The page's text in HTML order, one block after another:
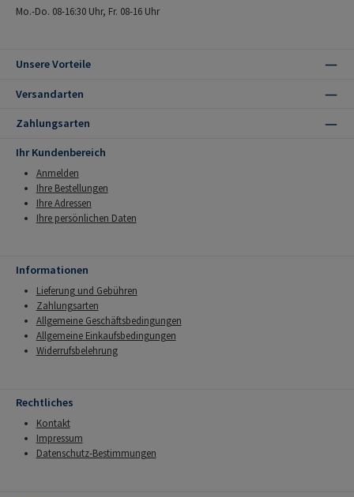
Mo.-Do. 08-16:30 Uhr, Fr. 08-16 Uhr
Unsere Vorteile
Versandarten
Zahlungsarten
Ihr Kundenbereich
Anmelden
Ihre Bestellungen
Ihre Adressen
Ihre persönlichen Daten
Informationen
Lieferung und Gebühren
Zahlungsarten
Allgemeine Geschäftsbedingungen
Allgemeine Einkaufsbedingungen
Widerrufsbelehrung
Rechtliches
Kontakt
Impressum
Datenschutz-Bestimmungen